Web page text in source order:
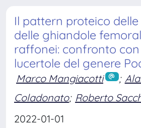
Il pattern proteico delle
delle ghiandole
raffonei: confronto
lucertole del genere
Marco Mangiacotti ;
Coladonato; Roberto
2022-01-01